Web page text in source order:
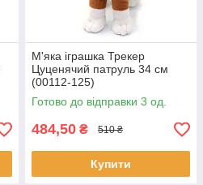
М'яка іграшка Трекер
Цуценячий патруль 34 см
(00112-125)
Готово до відправки 3 од.
484,50 ₴ 510 ₴
Купити